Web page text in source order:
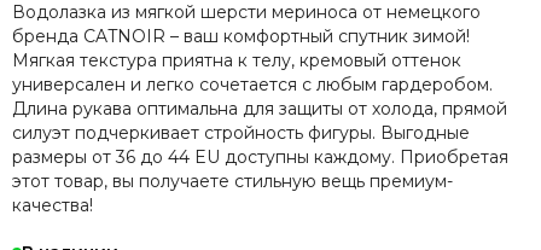
Водолазка из мягкой шерсти мериноса от немецкого
бренда CATNOIR – ваш комфортный спутник зимой!
Мягкая текстура приятна к телу, кремовый оттенок
универсален и легко сочетается с любым гардеробом.
Длина рукава оптимальна для защиты от холода, прямой
силуэт подчеркивает стройность фигуры. Выгодные
размеры от 36 до 44 EU доступны каждому. Приобретая
этот товар, вы получаете стильную вещь премиум-
качества!